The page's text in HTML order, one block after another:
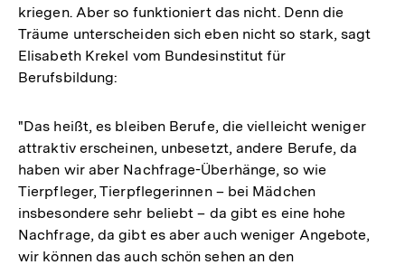
kriegen. Aber so funktioniert das nicht. Denn die
Träume unterscheiden sich eben nicht so stark, sagt
Elisabeth Krekel vom Bundesinstitut für
Berufsbildung:
"Das heißt, es bleiben Berufe, die vielleicht weniger
attraktiv erscheinen, unbesetzt, andere Berufe, da
haben wir aber Nachfrage-Überhänge, so wie
Tierpfleger, Tierpflegerinnen – bei Mädchen
insbesondere sehr beliebt – da gibt es eine hohe
Nachfrage, da gibt es aber auch weniger Angebote,
wir können das auch schön sehen an den